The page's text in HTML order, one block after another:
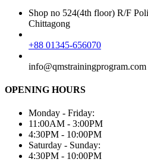
Shop no 524(4th floor) R/F
Chittagong
+88 01345-656070
info@qmstrainingprogram.com
OPENING HOURS
Monday - Friday:
11:00AM - 3:00PM
4:30PM - 10:00PM
Saturday - Sunday:
4:30PM - 10:00PM